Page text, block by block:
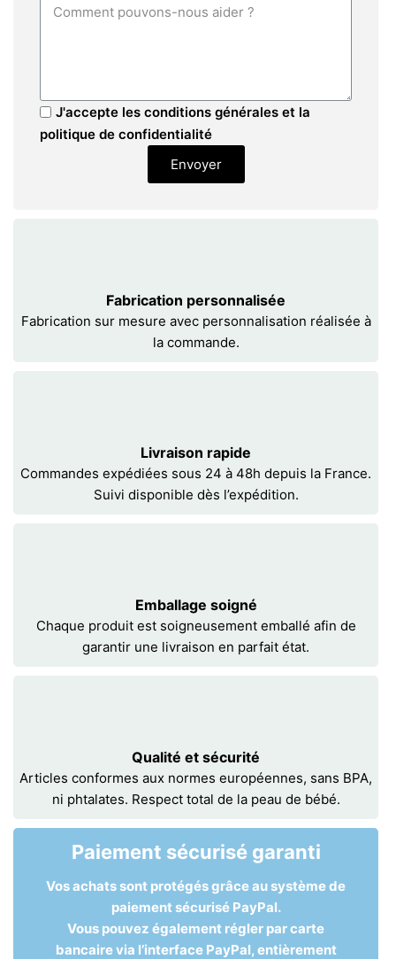
J'accepte les conditions générales et la
politique de confidentialité
Envoyer
Fabrication personnalisée
Fabrication sur mesure avec personnalisation réalisée à
la commande.
Livraison rapide
Commandes expédiées sous 24 à 48h depuis la France.
Suivi disponible dès l’expédition.
Emballage soigné
Chaque produit est soigneusement emballé afin de
garantir une livraison en parfait état.
Qualité et sécurité
Articles conformes aux normes européennes, sans BPA,
ni phtalates. Respect total de la peau de bébé.
Paiement sécurisé garanti
Vos achats sont protégés grâce au système de
paiement sécurisé PayPal.
Vous pouvez également régler par carte
bancaire via l’interface PayPal, entièrement